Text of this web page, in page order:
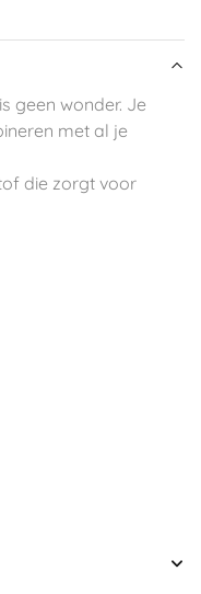
geen wonder. Je
met al je
die zorgt voor